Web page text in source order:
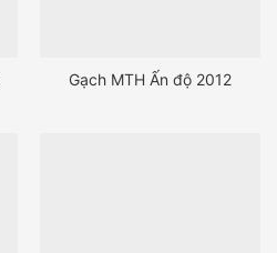
Gạch MTH Ấn độ 2012